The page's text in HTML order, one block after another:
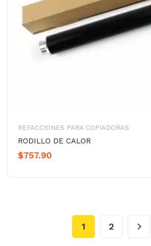
REFACCIONES PARA COPIADORAS
RODILLO DE CALOR
$757.90
1 2